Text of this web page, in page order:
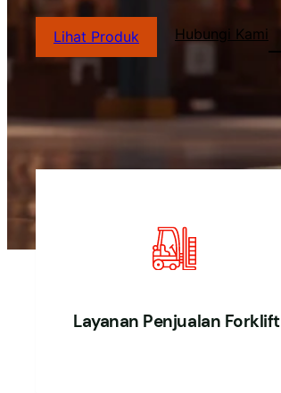
Lihat Produk Hubungi Kami
Layanan Penjualan Forklift